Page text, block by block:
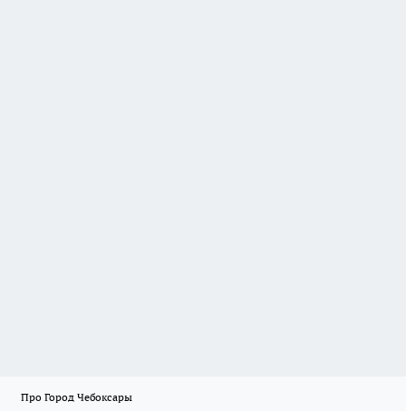
Про Город Чебоксары